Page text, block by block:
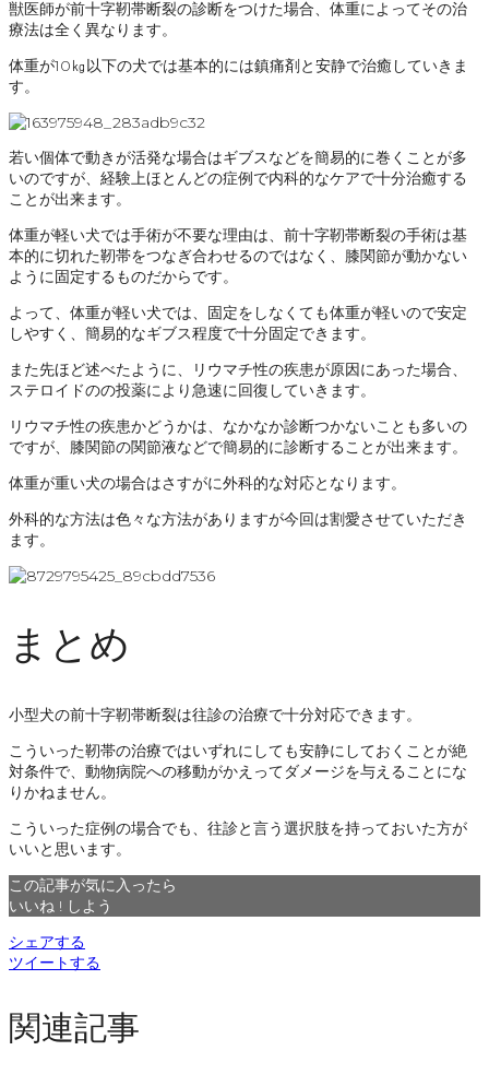
獣医師が前十字靭帯断裂の診断をつけた場合、体重によってその治
療法は全く異なります。
体重が10㎏以下の犬では基本的には鎮痛剤と安静で治癒していきま
す。
若い個体で動きが活発な場合はギブスなどを簡易的に巻くことが多
いのですが、経験上ほとんどの症例で内科的なケアで十分治癒する
ことが出来ます。
体重が軽い犬では手術が不要な理由は、前十字靭帯断裂の手術は基
本的に切れた靭帯をつなぎ合わせるのではなく、膝関節が動かない
ように固定するものだからです。
よって、体重が軽い犬では、固定をしなくても体重が軽いので安定
しやすく、簡易的なギブス程度で十分固定できます。
また先ほど述べたように、リウマチ性の疾患が原因にあった場合、
ステロイドのの投薬により急速に回復していきます。
リウマチ性の疾患かどうかは、なかなか診断つかないことも多いの
ですが、膝関節の関節液などで簡易的に診断することが出来ます。
体重が重い犬の場合はさすがに外科的な対応となります。
外科的な方法は色々な方法がありますが今回は割愛させていただき
ます。
まとめ
小型犬の前十字靭帯断裂は往診の治療で十分対応できます。
こういった靭帯の治療ではいずれにしても安静にしておくことが絶
対条件で、動物病院への移動がかえってダメージを与えることにな
りかねません。
こういった症例の場合でも、往診と言う選択肢を持っておいた方が
いいと思います。
この記事が気に入ったら
いいね ! しよう
シェアする
ツイートする
関連記事